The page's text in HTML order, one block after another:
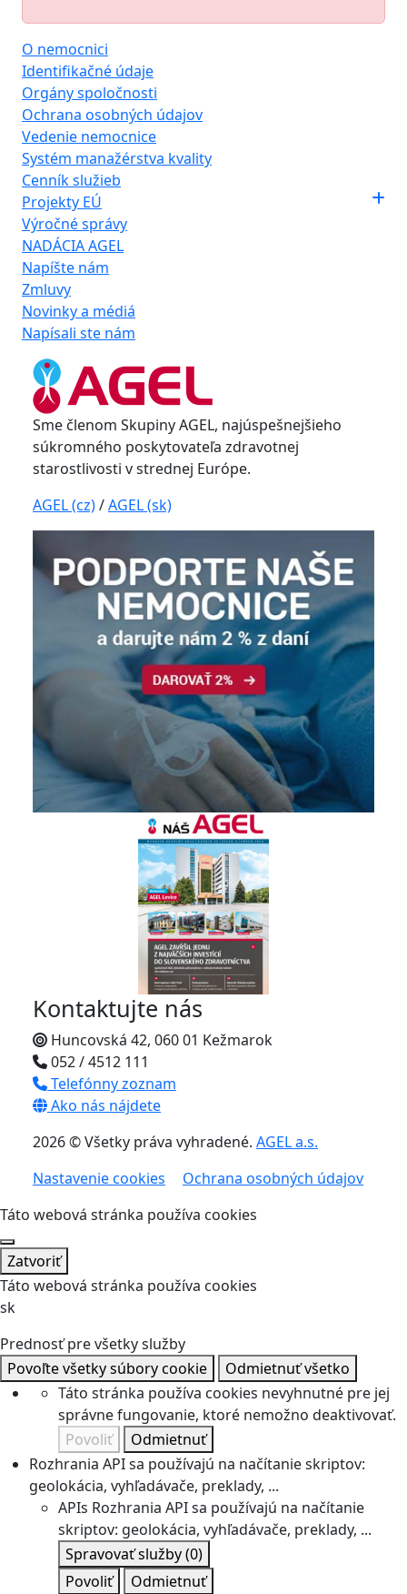
O nemocnici
Identifikačné údaje
Orgány spoločnosti
Ochrana osobných údajov
Vedenie nemocnice
Systém manažérstva kvality
Cenník služieb
Projekty EÚ
Výročné správy
NADÁCIA AGEL
Napíšte nám
Zmluvy
Novinky a médiá
Napísali ste nám
Sme členom Skupiny AGEL, najúspešnejšieho
súkromného poskytovateľa zdravotnej
starostlivosti v strednej Európe.
AGEL (cz)/AGEL (sk)
Kontaktujte nás
Huncovská 42, 060 01 Kežmarok
052 / 4512 111
Telefónny zoznam
Ako nás nájdete
2026 © Všetky práva vyhradené. AGEL a.s.
Nastavenie cookies
Ochrana osobných údajov
Táto webová stránka používa cookies
Zatvoriť
Táto webová stránka používa cookies
sk
Prednosť pre všetky služby
Povoľte všetky súbory cookie
Odmietnuť všetko
Táto stránka používa cookies nevyhnutné pre jej
správne fungovanie, ktoré nemožno deaktivovať.
Povoliť
Odmietnuť
Rozhrania API sa používajú na načítanie skriptov:
geolokácia, vyhľadávače, preklady, ...
APIs Rozhrania API sa používajú na načítanie
skriptov: geolokácia, vyhľadávače, preklady, ...
Spravovať služby(0)
Povoliť
Odmietnuť